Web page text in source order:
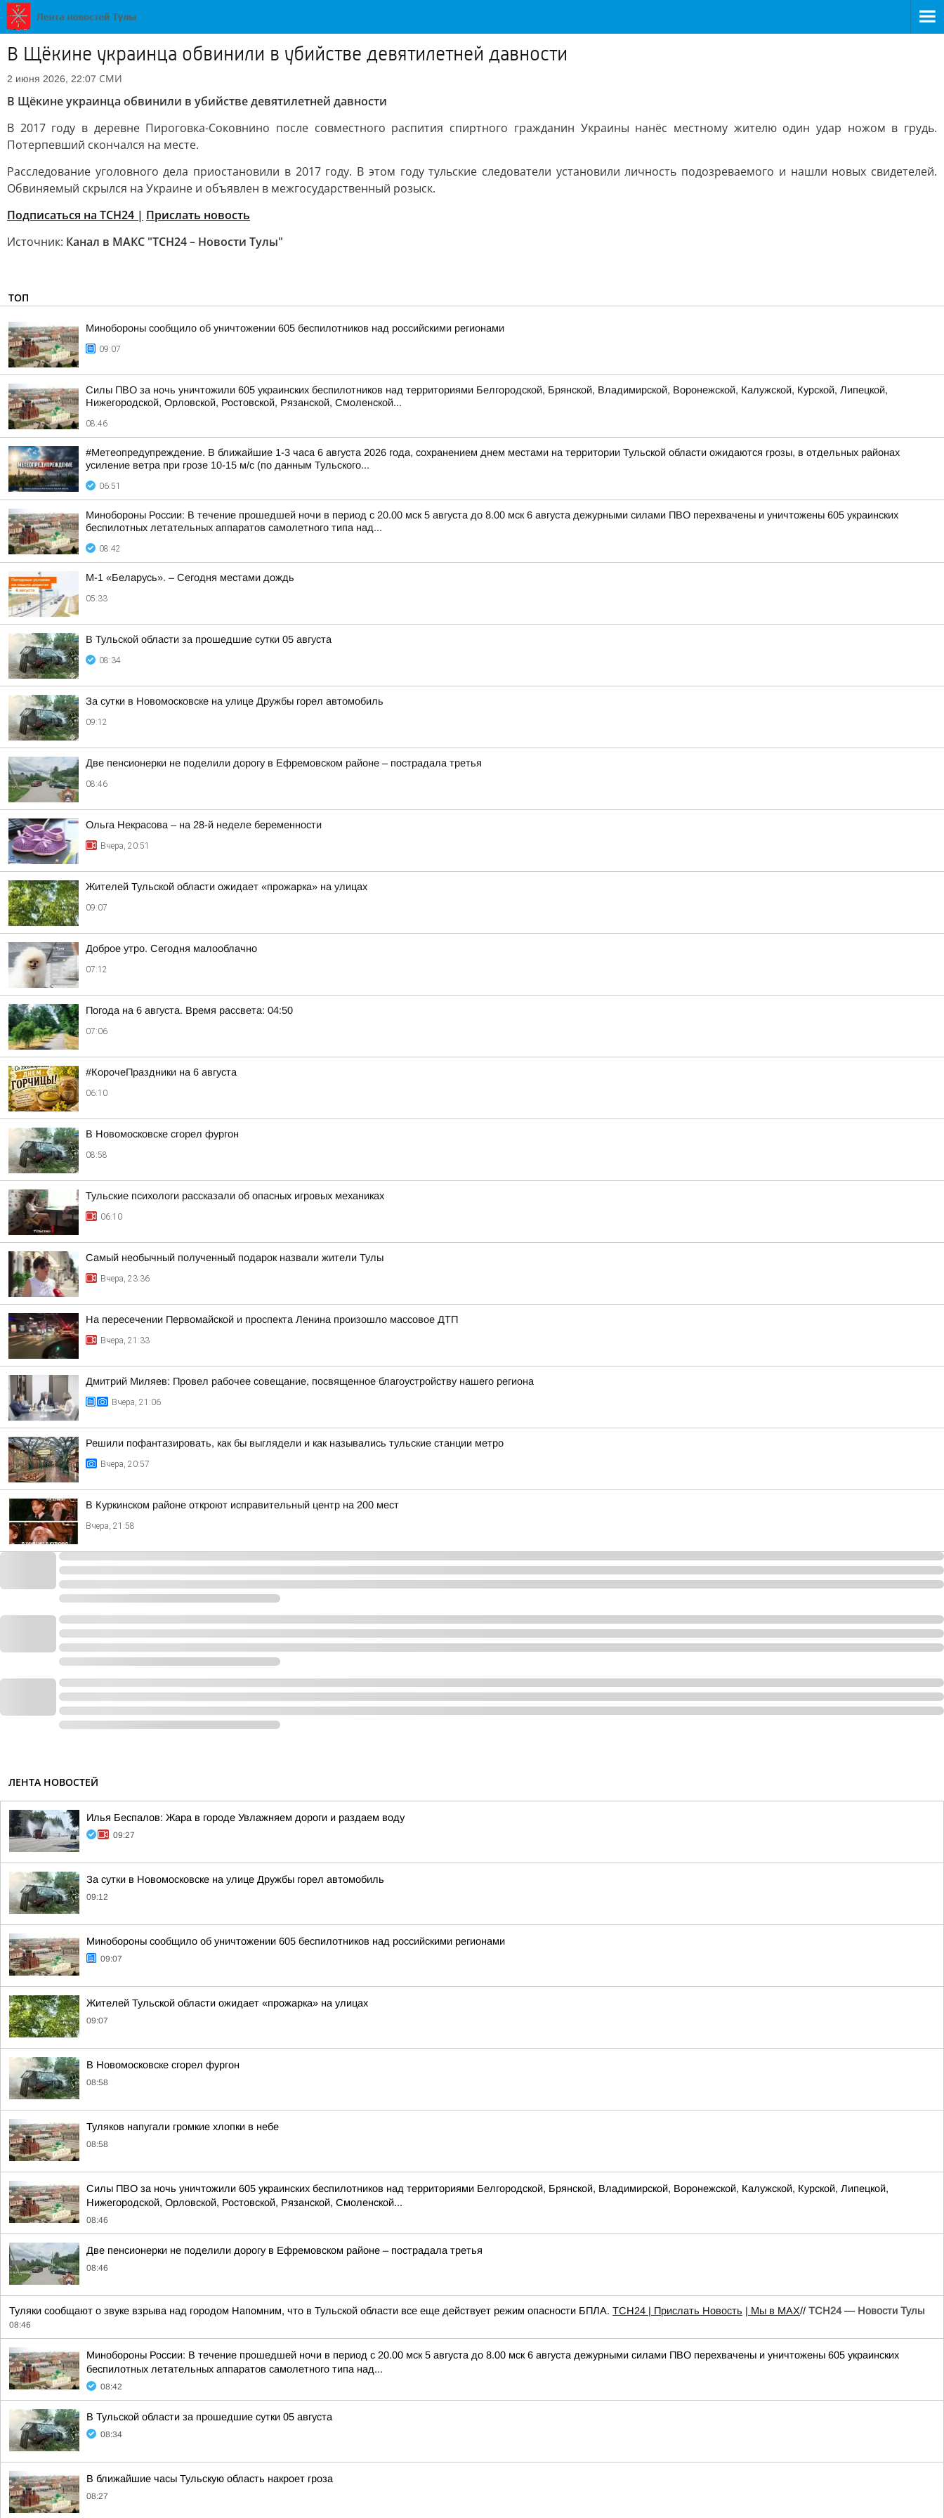
В Щёкине украинца обвинили в убийстве девятилетней давности
2 июня 2026, 22:07 СМИ
В Щёкине украинца обвинили в убийстве девятилетней давности
В 2017 году в деревне Пироговка-Соковнино после совместного распития спиртного гражданин Украины нанёс местному жителю один удар ножом в грудь.
Потерпевший скончался на месте.
Расследование уголовного дела приостановили в 2017 году. В этом году тульские следователи установили личность подозреваемого и нашли новых свидетелей.
Обвиняемый скрылся на Украине и объявлен в межгосударственный розыск.
Подписаться на ТСН24 | Прислать новость
Источник: Канал в МАКС "ТСН24 – Новости Тулы"
ТОП
Минобороны сообщило об уничтожении 605 беспилотников над российскими регионами
09:07
Силы ПВО за ночь уничтожили 605 украинских беспилотников над территориями Белгородской, Брянской, Владимирской, Воронежской, Калужской, Курской, Липецкой,
Нижегородской, Орловской, Ростовской, Рязанской, Смоленской...
08:46
#Метеопредупреждение. В ближайшие 1-3 часа 6 августа 2026 года, сохранением днем местами на территории Тульской области ожидаются грозы, в отдельных районах
усиление ветра при грозе 10-15 м/с (по данным Тульского...
06:51
Минобороны России: В течение прошедшей ночи в период с 20.00 мск 5 августа до 8.00 мск 6 августа дежурными силами ПВО перехвачены и уничтожены 605 украинских
беспилотных летательных аппаратов самолетного типа над...
08:42
М-1 «Беларусь». – Сегодня местами дождь
05:33
В Тульской области за прошедшие сутки 05 августа
08:34
За сутки в Новомосковске на улице Дружбы горел автомобиль
09:12
Две пенсионерки не поделили дорогу в Ефремовском районе – пострадала третья
08:46
Ольга Некрасова – на 28-й неделе беременности
Вчера, 20:51
Жителей Тульской области ожидает «прожарка» на улицах
09:07
Доброе утро. Сегодня малооблачно
07:12
Погода на 6 августа. Время рассвета: 04:50
07:06
#КорочеПраздники на 6 августа
06:10
В Новомосковске сгорел фургон
08:58
Тульские психологи рассказали об опасных игровых механиках
06:10
Самый необычный полученный подарок назвали жители Тулы
Вчера, 23:36
На пересечении Первомайской и проспекта Ленина произошло массовое ДТП
Вчера, 21:33
Дмитрий Миляев: Провел рабочее совещание, посвященное благоустройству нашего региона
Вчера, 21:06
Решили пофантазировать, как бы выглядели и как назывались тульские станции метро
Вчера, 20:57
В Куркинском районе откроют исправительный центр на 200 мест
Вчера, 21:58
ЛЕНТА НОВОСТЕЙ
Илья Беспалов: Жара в городе Увлажняем дороги и раздаем воду
09:27
За сутки в Новомосковске на улице Дружбы горел автомобиль
09:12
Минобороны сообщило об уничтожении 605 беспилотников над российскими регионами
09:07
Жителей Тульской области ожидает «прожарка» на улицах
09:07
В Новомосковске сгорел фургон
08:58
Туляков напугали громкие хлопки в небе
08:58
Силы ПВО за ночь уничтожили 605 украинских беспилотников над территориями Белгородской, Брянской, Владимирской, Воронежской, Калужской, Курской, Липецкой,
Нижегородской, Орловской, Ростовской, Рязанской, Смоленской...
08:46
Две пенсионерки не поделили дорогу в Ефремовском районе – пострадала третья
08:46
Туляки сообщают о звуке взрыва над городом Напомним, что в Тульской области все еще действует режим опасности БПЛА. ТСН24 | Прислать Новость | Мы в МАХ// ТСН24 — Новости Тулы
08:46
Минобороны России: В течение прошедшей ночи в период с 20.00 мск 5 августа до 8.00 мск 6 августа дежурными силами ПВО перехвачены и уничтожены 605 украинских
беспилотных летательных аппаратов самолетного типа над...
08:42
В Тульской области за прошедшие сутки 05 августа
08:34
В ближайшие часы Тульскую область накроет гроза
08:27